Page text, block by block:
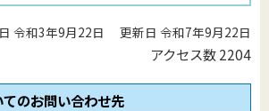
令和3年9月22日 更新日 令和7年9月22日
アクセス数2204
のお問い合わせ先